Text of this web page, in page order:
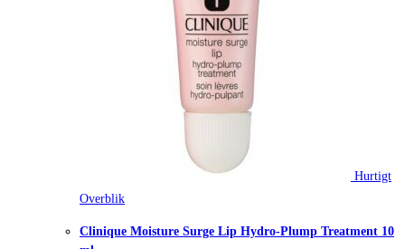
Hurtigt
Overblik
Clinique Moisture Surge Lip Hydro-Plump Treatment 10